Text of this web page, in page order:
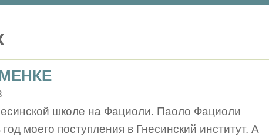
школе на Фациоли. Паоло Фациоли
моего поступления в Гнесинский институт. А